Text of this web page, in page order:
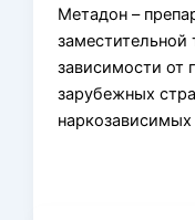
Метадон –
заместительной
зависимости от
зарубежных
наркозависимых